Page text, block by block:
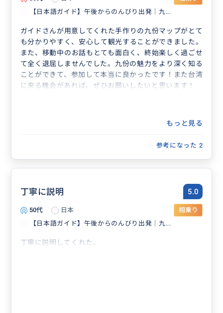
【日本語ガイド】午後からのんびり出発｜九...
ガイドさんが用意してくれた手作りの九份マップがとて
も分かりやすく、安心して観光することができました。
また、移動中のお話もとても面白く、終始楽しく過ごせ
て全く退屈しませんでした。九份の魅力をより深く知る
ことができて、参加して本当に良かったです！また台湾
に来る機会があれば、ぜひお願いしたいと思います！
もっと見る
参考になった 2
丁寧に説明 5.0
50代 日本
相乗り
【日本語ガイド】午後からのんびり出発｜九...
丁寧に説明してくれた。